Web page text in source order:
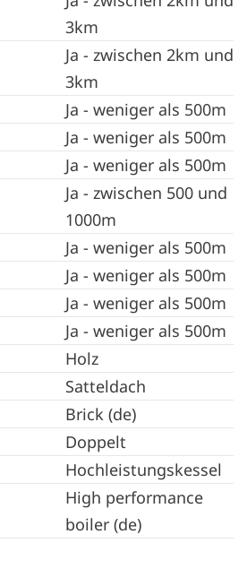
3km
Ja - zwischen 2km und
3km
Ja - weniger als 500m
Ja - weniger als 500m
Ja - weniger als 500m
Ja - zwischen 500 und
1000m
Ja - weniger als 500m
Ja - weniger als 500m
Ja - weniger als 500m
Ja - weniger als 500m
Holz
Satteldach
Brick (de)
Doppelt
Hochleistungskessel
High performance
boiler (de)